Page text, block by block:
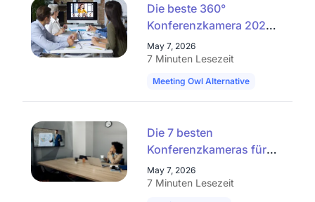
Die beste 360°
Konferenzkamera 2026:
Vergleich inkl. Meeting
Owl Alternative &
Kandao Meeting Pro
May 7, 2026
7 Minuten Lesezeit
Meeting Owl Alternative
Die 7 besten
Konferenzkameras für
kleine und mittelgroße
Meetingräume 2026
May 7, 2026
7 Minuten Lesezeit